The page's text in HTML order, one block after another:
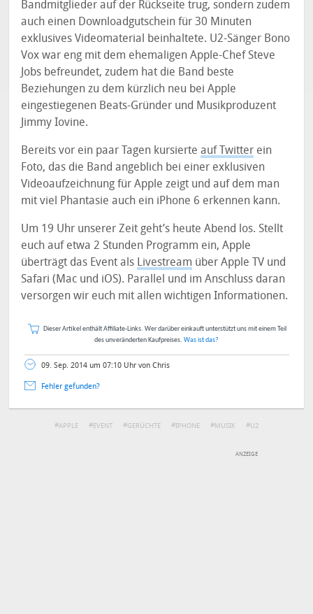
Bandmitglieder auf der Rückseite trug, sondern zudem
auch einen Downloadgutschein für 30 Minuten
exklusives Videomaterial beinhaltete. U2-Sänger Bono
Vox war eng mit dem ehemaligen Apple-Chef Steve
Jobs befreundet, zudem hat die Band beste
Beziehungen zu dem kürzlich neu bei Apple
eingestiegenen Beats-Gründer und Musikproduzent
Jimmy Iovine.
Bereits vor ein paar Tagen kursierteauf Twitter ein
Foto, das die Band angeblich bei einer exklusiven
Videoaufzeichnung für Apple zeigt und auf dem man
mit viel Phantasie auch ein iPhone 6 erkennen kann.
Um 19 Uhr unserer Zeit geht’s heute Abend los. Stellt
euch auf etwa 2 Stunden Programm ein, Apple
überträgt das Event als Livestream über Apple TV und
Safari (Mac und iOS). Parallel und im Anschluss daran
versorgen wir euch mit allen wichtigen Informationen.
Dieser Artikel enthält Affiliate-Links. Wer darüber einkauft unterstützt uns mit einem Teil
des unveränderten Kaufpreises. Was ist das?
09. Sep. 2014 um 07:10 Uhr von Chris
Fehler gefunden?
APPLE EVENT GERÜCHTE IPHONE MUSIK U2